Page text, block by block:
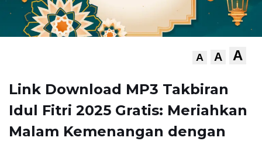
A A A
Link Download MP3 Takbiran
Idul Fitri 2025 Gratis: Meriahkan
Malam Kemenangan dengan